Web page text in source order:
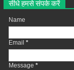
सीधे हमसे संपर्क करें
Name
Email *
Message *